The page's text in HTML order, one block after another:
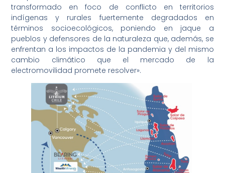
transformado en foco de conflicto en territorios
indígenas y rurales fuertemente degradados en
términos socioecológicos, poniendo en jaque a
pueblos y defensores de la naturaleza que, además, se
enfrentan a los impactos de la pandemia y del mismo
cambio climático que el mercado de la
electromovilidad promete resolver».